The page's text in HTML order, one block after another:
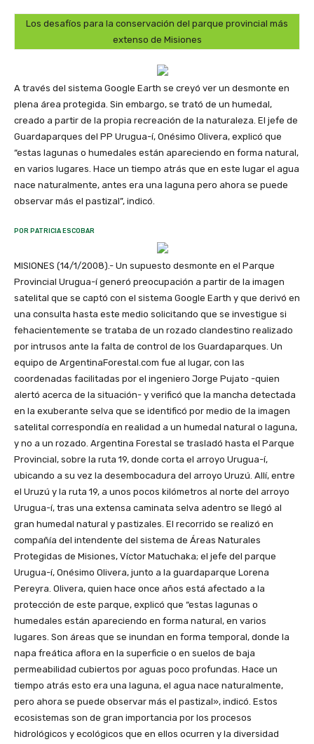
Los desafíos para la conservación del parque provincial más
extenso de Misiones
A través del sistema Google Earth se creyó ver un desmonte en
plena área protegida. Sin embargo, se trató de un humedal,
creado a partir de la propia recreación de la naturaleza. El jefe de
Guardaparques del PP Urugua-í, Onésimo Olivera, explicó que
“estas lagunas o humedales están apareciendo en forma natural,
en varios lugares. Hace un tiempo atrás que en este lugar el agua
nace naturalmente, antes era una laguna pero ahora se puede
observar más el pastizal”, indicó.
POR PATRICIA ESCOBAR
MISIONES (14/1/2008).- Un supuesto desmonte en el Parque
Provincial Urugua-í generó preocupación a partir de la imagen
satelital que se captó con el sistema Google Earth y que derivó en
una consulta hasta este medio solicitando que se investigue si
fehacientemente se trataba de un rozado clandestino realizado
por intrusos ante la falta de control de los Guardaparques. Un
equipo de ArgentinaForestal.com fue al lugar, con las
coordenadas facilitadas por el ingeniero Jorge Pujato -quien
alertó acerca de la situación- y verificó que la mancha detectada
en la exuberante selva que se identificó por medio de la imagen
satelital correspondía en realidad a un humedal natural o laguna,
y no a un rozado. Argentina Forestal se trasladó hasta el Parque
Provincial, sobre la ruta 19, donde corta el arroyo Urugua-í,
ubicando a su vez la desembocadura del arroyo Uruzú. Allí, entre
el Uruzú y la ruta 19, a unos pocos kilómetros al norte del arroyo
Urugua-í, tras una extensa caminata selva adentro se llegó al
gran humedal natural y pastizales. El recorrido se realizó en
compañía del intendente del sistema de Áreas Naturales
Protegidas de Misiones, Víctor Matuchaka; el jefe del parque
Urugua-í, Onésimo Olivera, junto a la guardaparque Lorena
Pereyra. Olivera, quien hace once años está afectado a la
protección de este parque, explicó que “estas lagunas o
humedales están apareciendo en forma natural, en varios
lugares. Son áreas que se inundan en forma temporal, donde la
napa freática aflora en la superficie o en suelos de baja
permeabilidad cubiertos por aguas poco profundas. Hace un
tiempo atrás esto era una laguna, el agua nace naturalmente,
pero ahora se puede observar más el pastizal», indicó. Estos
ecosistemas son de gran importancia por los procesos
hidrológicos y ecológicos que en ellos ocurren y la diversidad